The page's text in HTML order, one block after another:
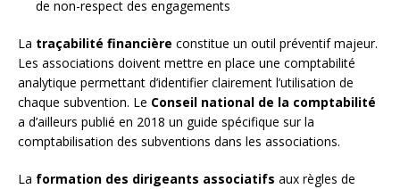
de non-respect des engagements
La traçabilité financière constitue un outil préventif majeur.
Les associations doivent mettre en place une comptabilité
analytique permettant d’identifier clairement l’utilisation de
chaque subvention. Le Conseil national de la comptabilité
a d’ailleurs publié en 2018 un guide spécifique sur la
comptabilisation des subventions dans les associations.
La formation des dirigeants associatifs aux règles de